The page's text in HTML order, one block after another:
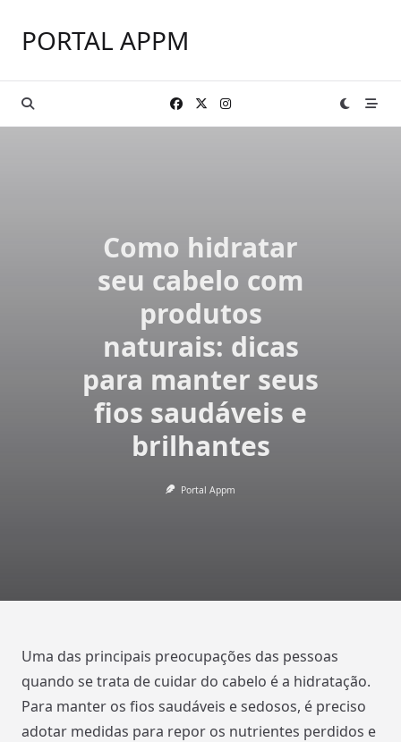
content
PORTAL APPM
Como hidratar
seu cabelo com
produtos
naturais: dicas
para manter seus
fios saudáveis e
brilhantes
Portal Appm
Uma das principais preocupações das pessoas
quando se trata de cuidar do cabelo é a hidratação.
Para manter os fios saudáveis e sedosos, é preciso
adotar medidas para repor os nutrientes perdidos e